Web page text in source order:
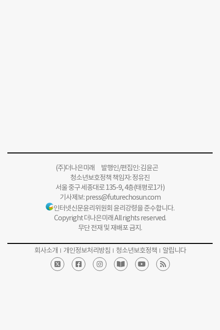
(주)더나은미래 발행인/편집인: 김윤곤
청소년보호정책 책임자: 정유진
서울 중구 세종대로 135-9, 4층(태평로1가)
기사제보:press@futurechosun.com
인터넷신문윤리위원회 윤리강령을 준수합니다.
Copyright 더나은미래 All rights reserved.
무단 전재 및 재배포 금지.
회사소개 개인정보처리방침 청소년보호정책 알립니다